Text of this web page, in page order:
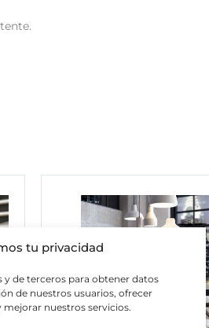
tu privacidad
y de terceros para obtener datos
de nuestros usuarios, ofrecer
nuestros servicios.